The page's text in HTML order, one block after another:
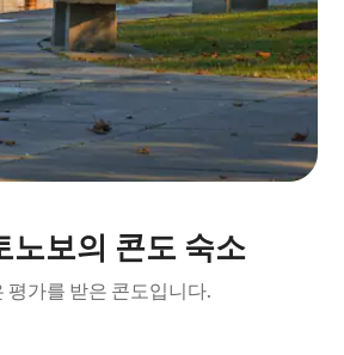
노보의 콘도 숙소
평가를 받은 콘도입니다.